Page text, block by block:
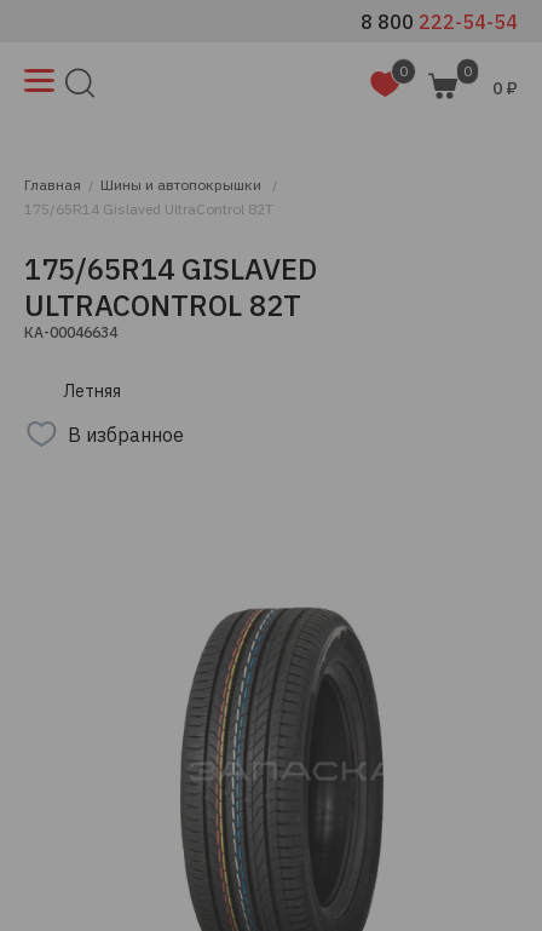
8 800 222-54-54
0 0
0 ₽
Главная
Шины и автопокрышки
175/65R14 Gislaved UltraControl 82T
175/65R14 GISLAVED
ULTRACONTROL 82T
КА-00046634
Летняя
В избранное